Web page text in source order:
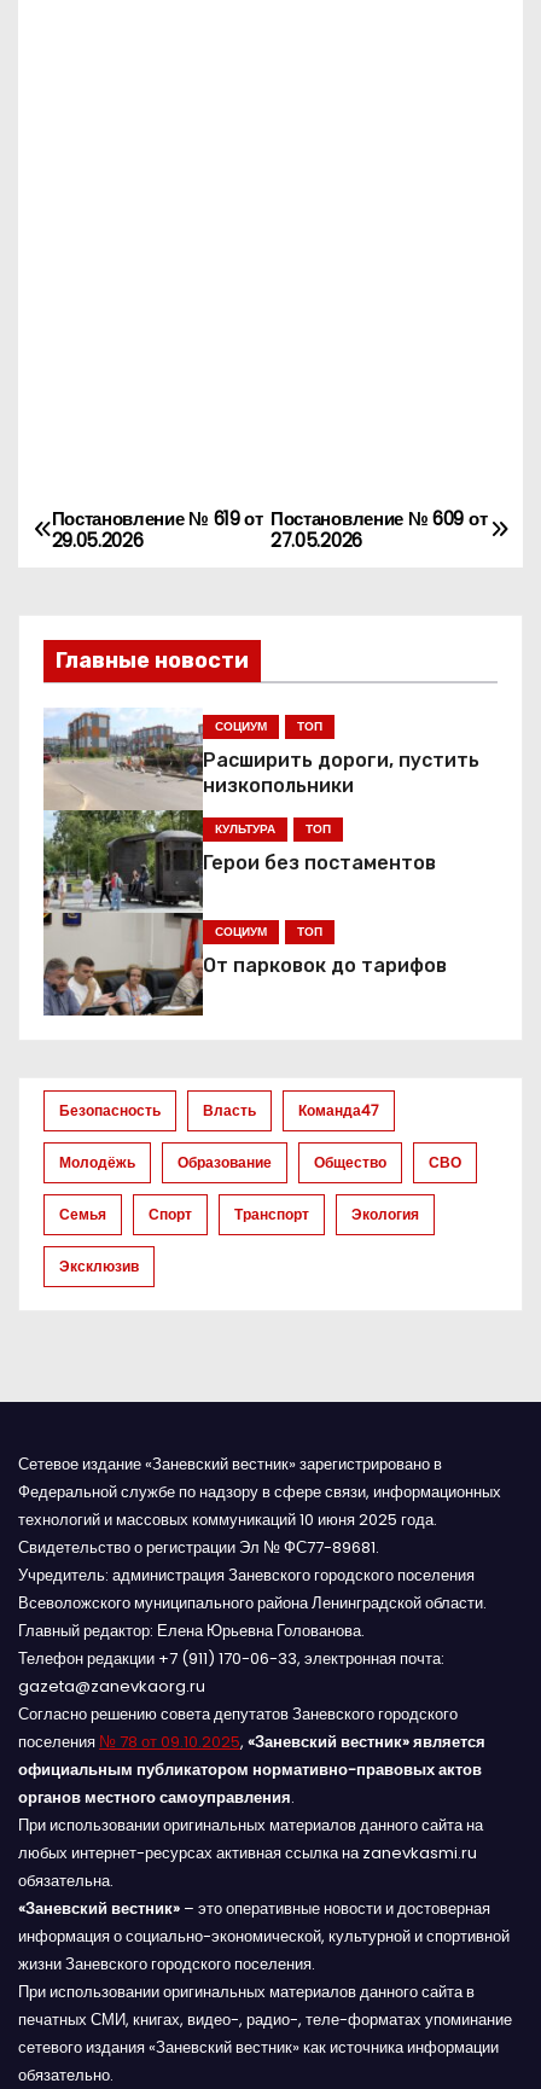
Н
в
и
г
а
ц
и
я
п
з
а
п
и
с
м
Постановление № 609 от
27.05.2026
Постановление № 619 от
29.05.2026
Главные новости
СОЦИУМ ТОП
Расширить дороги, пустить
низкопольники
КУЛЬТУРА ТОП
Герои без постаментов
СОЦИУМ ТОП
От парковок до тарифов
Безопасность Власть Команда47
Молодёжь Образование Общество СВО
Семья Спорт Транспорт Экология
Эксклюзив
Сетевое издание «Заневский вестник» зарегистрировано в
Федеральной службе по надзору в сфере связи, информационных
технологий и массовых коммуникаций 10 июня 2025 года.
Свидетельство о регистрации Эл № ФС77-89681.
Учредитель: администрация Заневского городского поселения
Всеволожского муниципального района Ленинградской области.
Главный редактор: Елена Юрьевна Голованова.
Телефон редакции +7 (911) 170-06-33, электронная почта:
gazeta@zanevkaorg.ru
Согласно решению совета депутатов Заневского городского
поселения № 78 от 09.10.2025, «Заневский вестник» является
официальным публикатором нормативно-правовых актов
органов местного самоуправления.
При использовании оригинальных материалов данного сайта на
любых интернет-ресурсах активная ссылка на zanevkasmi.ru
обязательна.
«Заневский вестник» – это оперативные новости и достоверная
информация о социально-экономической, культурной и спортивной
жизни Заневского городского поселения.
При использовании оригинальных материалов данного сайта в
печатных СМИ, книгах, видео-, радио-, теле-форматах упоминание
сетевого издания «Заневский вестник» как источника информации
обязательно.